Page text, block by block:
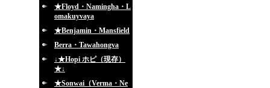
★Floyd・Namingha・L
omakuyvaya
★Benjamin・Mansfield
Berra・Tawahongva
↓★Hopi ホピ（現存）
★↓
★Sonwai（Verma・Ne